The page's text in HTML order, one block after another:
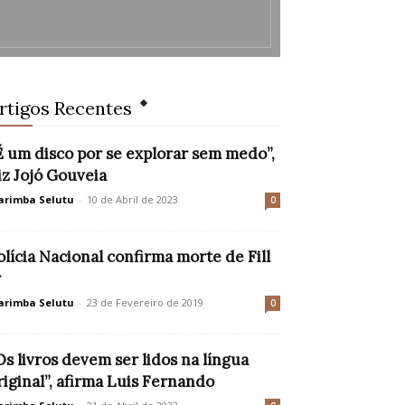
Recentes
um disco por se explorar sem medo”,
Jojó Gouveia
Selutu - 10 de Abril de 2023 0
Nacional confirma morte de Fill
Selutu - 23 de Fevereiro de 2019 0
livros devem ser lidos na língua
afirma Luis Fernando